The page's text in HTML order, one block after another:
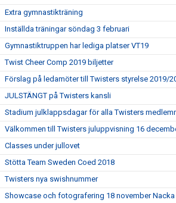
Extra gymnastikträning
Inställda träningar söndag 3 februari
Gymnastiktruppen har lediga platser VT19
Twist Cheer Comp 2019 biljetter
Förslag på ledamöter till Twisters styrelse 2019/
JULSTÄNGT på Twisters kansli
Stadium julklappsdagar för alla Twisters
Välkommen till Twisters juluppvisning 16
Classes under jullovet
Stötta Team Sweden Coed 2018
Twisters nya swishnummer
Showcase och fotografering 18 november Nacka